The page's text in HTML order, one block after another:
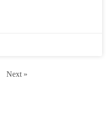
Next »